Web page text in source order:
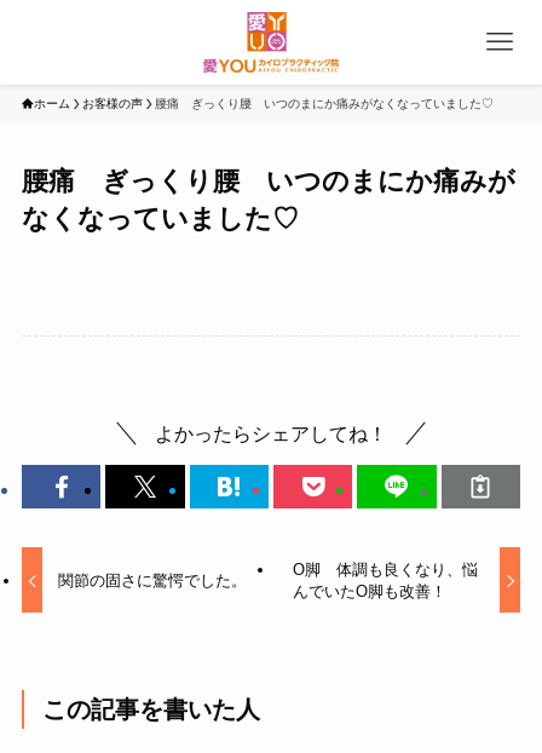
ホーム お客様の声 腰痛 ぎっくり腰 いつのまにか痛みがなくなっていました♡
腰痛 ぎっくり腰 いつのまにか痛みが
なくなっていました♡
よかったらシェアしてね！
関節の固さに驚愕でした。
O脚 体調も良くなり、悩
んでいたO脚も改善！
この記事を書いた人